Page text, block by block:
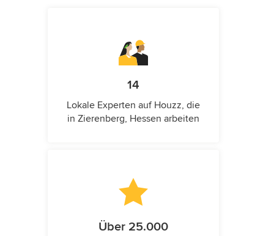
14
Lokale Experten auf Houzz, die
in Zierenberg, Hessen arbeiten
Über 25.000